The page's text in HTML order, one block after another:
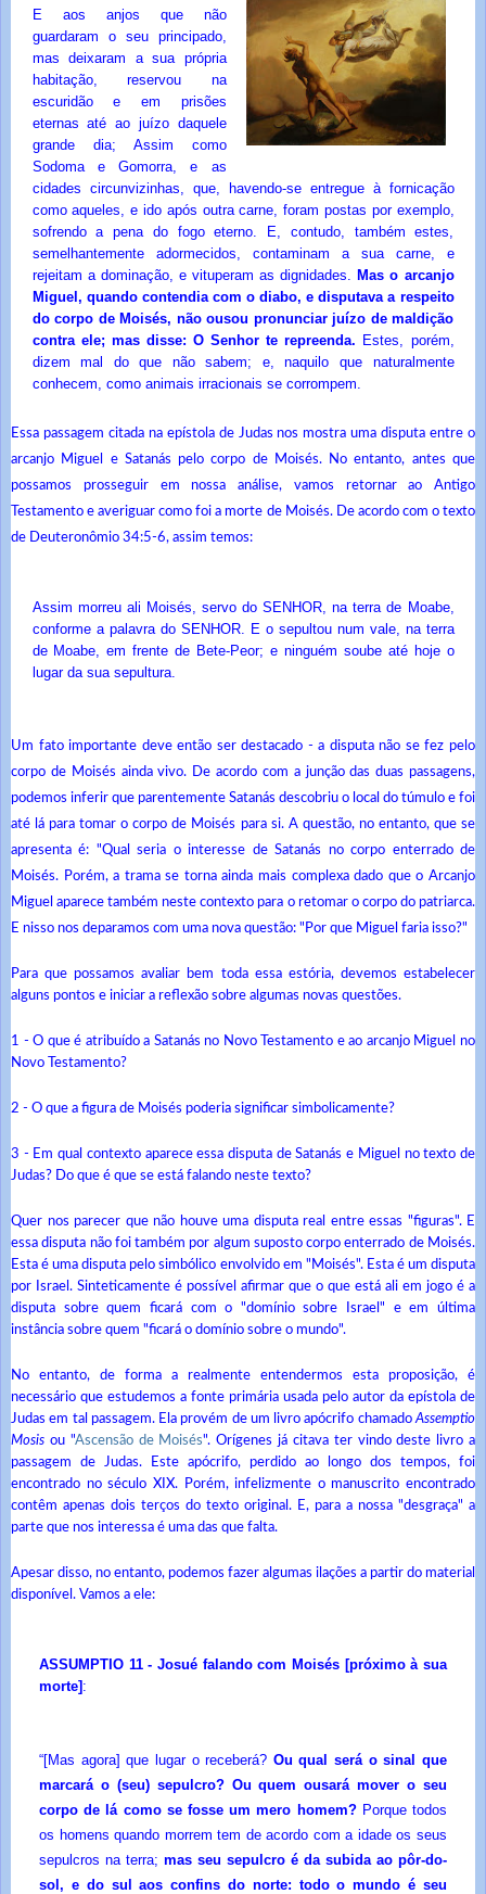
E aos anjos que não
guardaram o seu principado,
mas deixaram a sua própria
habitação, reservou na
escuridão e em prisões
eternas até ao juízo daquele
grande dia; Assim como
Sodoma e Gomorra, e as
cidades circunvizinhas, que, havendo-se entregue à fornicação
como aqueles, e ido após outra carne, foram postas por exemplo,
sofrendo a pena do fogo eterno. E, contudo, também estes,
semelhantemente adormecidos, contaminam a sua carne, e
rejeitam a dominação, e vituperam as dignidades.
Mas o arcanjo
Miguel, quando contendia com o diabo, e disputava a respeito
do corpo de Moisés, não ousou pronunciar juízo de maldição
contra ele; mas disse: O Senhor te repreenda. Estes, porém,
dizem mal do que não sabem; e, naquilo que naturalmente
conhecem, como animais irracionais se corrompem.
Essa passagem citada na epístola de Judas nos mostra uma disputa entre o
arcanjo Miguel e Satanás pelo corpo de Moisés. No entanto, antes que
possamos prosseguir em nossa análise, vamos retornar ao Antigo
Testamento e averiguar como foi a morte de Moisés. De acordo com o texto
de Deuteronômio 34:5-6, assim temos:
Assim morreu ali Moisés, servo do SENHOR, na terra de Moabe,
conforme a palavra do SENHOR. E o sepultou num vale, na terra
de Moabe, em frente de Bete-Peor; e ninguém soube até hoje o
lugar da sua sepultura.
Um fato importante deve então ser destacado - a disputa não se fez pelo
corpo de Moisés ainda vivo. De acordo com a junção das duas passagens,
podemos inferir que parentemente Satanás descobriu o local do túmulo e foi
até lá para tomar o corpo de Moisés para si. A questão, no entanto, que se
apresenta é: "Qual seria o interesse de Satanás no corpo enterrado de
Moisés. Porém, a trama se torna ainda mais complexa dado que o Arcanjo
Miguel aparece também neste contexto para o retomar o corpo do patriarca.
E nisso nos deparamos com uma nova questão: "Por que Miguel faria isso?"
Para que possamos avaliar bem toda essa estória, devemos estabelecer
alguns pontos e iniciar a reflexão sobre algumas novas questões.
1 - O que é atribuído a Satanás no Novo Testamento e ao arcanjo Miguel no
Novo Testamento?
2 - O que a figura de Moisés poderia significar simbolicamente?
3 - Em qual contexto aparece essa disputa de Satanás e Miguel no texto de
Judas? Do que é que se está falando neste texto?
Quer nos parecer que não houve uma disputa real entre essas "figuras". E
essa disputa não foi também por algum suposto corpo enterrado de Moisés.
Esta é uma disputa pelo simbólico envolvido em "Moisés". Esta é um disputa
por Israel. Sinteticamente é possível afirmar que o que está ali em jogo é a
disputa sobre quem ficará com o "domínio sobre Israel" e em última
instância sobre quem "ficará o domínio sobre o mundo".
No entanto, de forma a realmente entendermos esta proposição, é
necessário que estudemos a fonte primária usada pelo autor da epístola de
Judas em tal passagem. Ela provém de um livro apócrifo chamadoAssemptio
Mosis ou "Ascensão de Moisés". Orígenes já citava ter vindo deste livro a
passagem de Judas. Este apócrifo, perdido ao longo dos tempos, foi
encontrado no século XIX. Porém, infelizmente o manuscrito encontrado
contêm apenas dois terços do texto original. E, para a nossa "desgraça" a
parte que nos interessa é uma das que falta.
Apesar disso, no entanto, podemos fazer algumas ilações a partir do material
disponível. Vamos a ele:
ASSUMPTIO 11 - Josué falando com Moisés [próximo à sua
morte] :
“[Mas agora] que lugar o receberá? Ou qual será o sinal que
marcará o (seu) sepulcro? Ou quem ousará mover o seu
corpo de lá como se fosse um mero homem?Porque todos
os homens quando morrem tem de acordo com a idade os seus
sepulcros na terra;mas seu sepulcro é da subida ao pôr-do-
sol, e do sul aos confins do norte: todo o mundo é seu